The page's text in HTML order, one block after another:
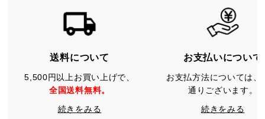
送料について
5,500円以上お買い上げで、
全国送料無料。
続きをみる
お支払いについて
お支払方法については、
通りございます。
続きをみる